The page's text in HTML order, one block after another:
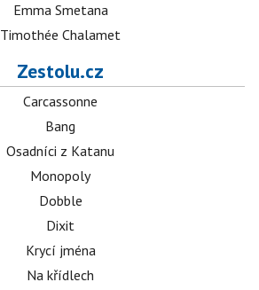
Emma Smetana
Timothée Chalamet
Zestolu.cz
Carcassonne
Bang
Osadníci z Katanu
Monopoly
Dobble
Dixit
Krycí jména
Na křídlech